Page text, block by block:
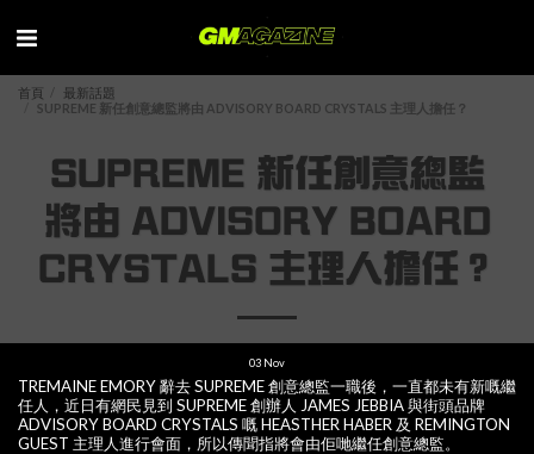
首頁
最新話題
SUPREME 新任創意總監將由 ADVISORY BOARD CRYSTALS 主理人擔任？
SUPREME 新任創意總監
將由 ADVISORY BOARD
CRYSTALS 主理人擔任？
03 Nov
TREMAINE EMORY 辭去 SUPREME 創意總監一職後，一直都未有新嘅繼
任人，近日有網民見到 SUPREME 創辦人 JAMES JEBBIA 與街頭品牌
ADVISORY BOARD CRYSTALS 嘅 HEASTHER HABER 及 REMINGTON
GUEST 主理人進行會面，所以傳聞指將會由佢哋繼任創意總監。